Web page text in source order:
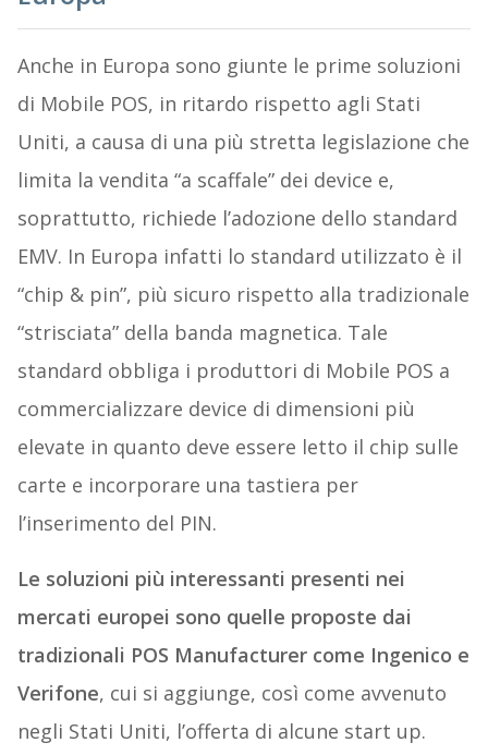
Anche in Europa sono giunte le prime soluzioni
di Mobile POS, in ritardo rispetto agli Stati
Uniti, a causa di una più stretta legislazione che
limita la vendita “a scaffale” dei device e,
soprattutto, richiede l’adozione dello standard
EMV. In Europa infatti lo standard utilizzato è il
“chip & pin”, più sicuro rispetto alla tradizionale
“strisciata” della banda magnetica. Tale
standard obbliga i produttori di Mobile POS a
commercializzare device di dimensioni più
elevate in quanto deve essere letto il chip sulle
carte e incorporare una tastiera per
l’inserimento del PIN.
Le soluzioni più interessanti presenti nei
mercati europei sono quelle proposte dai
tradizionali POS Manufacturer come Ingenico e
Verifone, cui si aggiunge, così come avvenuto
negli Stati Uniti, l’offerta di alcune start up.